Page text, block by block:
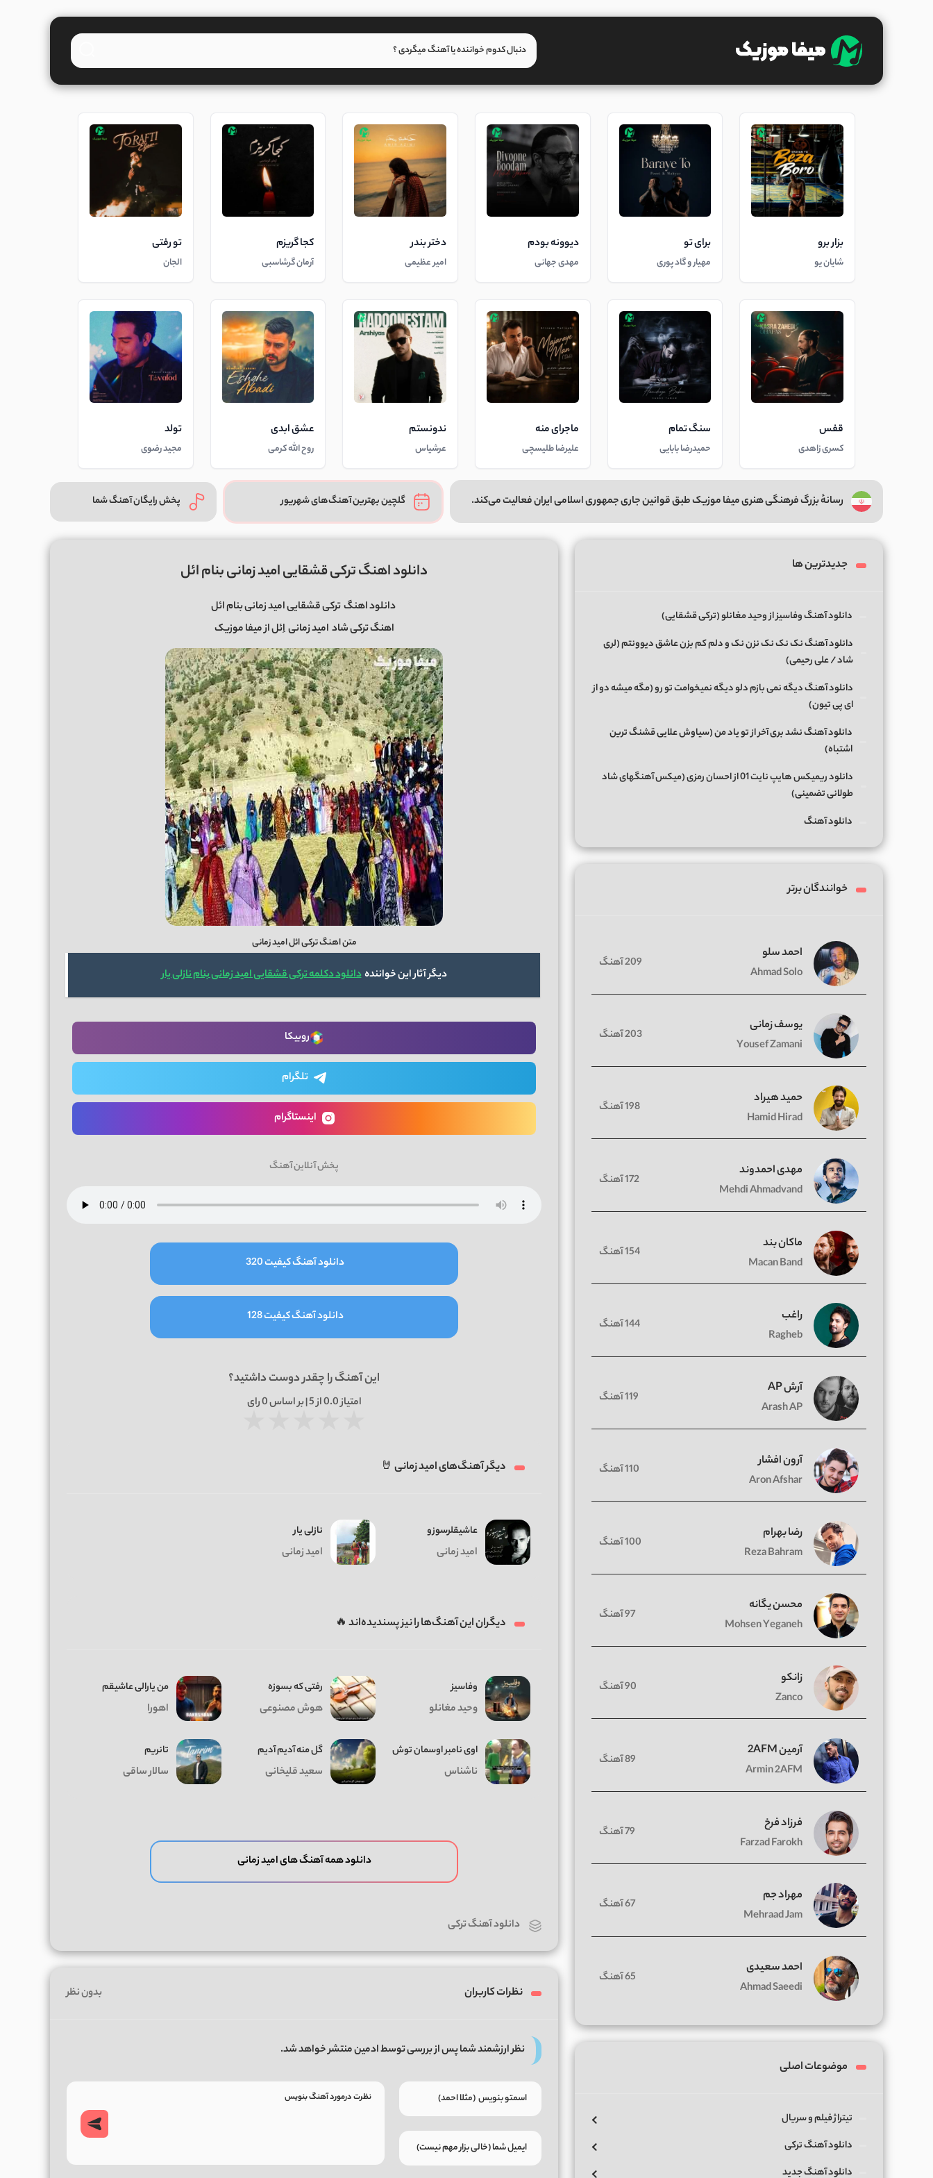
بزار برو
شایان یو
برای تو
مهیار و گاد پوری
دیوونه بودم
مهدی جهانی
دختر بندر
امیر عظیمی
کجا گریزم
آرمان گرشاسبی
تو رفتی
الجان
قفس
کسری زاهدی
سنگ تمام
حمیدرضا بابایی
ماجرای منه
علیرضا طلیسچی
ندونستم
عرشیاس
عشق ابدی
روح الله کرمی
تولد
مجید رضوی
رسانهٔ بزرگ فرهنگی هنری میفا موزیک طبق قوانین جاری جمهوری اسلامی ایران فعالیت می‌کند. گلچین بهترین آهنگ‌های شهریور پخش رایگان آهنگ شما
دانلود اهنگ ترکی قشقایی امید زمانی بنام ائل
دانلود اهنگترکی قشقایی امید زمانی بنام ائل
اهنگ ترکی شاد امید زمانیاِئل از میفا موزیک
متن اهنگ ترکی ائل امید زمانی
دیگر آثار این خوانندهدانلود دکلمه ترکی قشقایی امید زمانی بنام نازلی یار
روبیکا
تلگرام
اینستاگرام
پخش آنلاین آهنگ
دانلود آهنگ کیفیت 320
دانلود آهنگ کیفیت 128
این آهنگ را چقدر دوست داشتید؟
امتیاز0.0از 5 | بر اساس 0رای
دیگر آهنگ‌های امید زمانی 🤘
عاشیقلرسوزو
امید زمانی
نازلی یار
امید زمانی
دیگران این آهنگ‌ها را نیز پسندیده‌اند 🔥
وفاسیز
وحید مغانلو
رفتی که بسوزه
هوش مصنوعی
من یارالی عاشیقم
اهورا
اوی نامبر اوسمان توش
ناشناس
گل منه آدیم آدیم
سعید قلیخانی
تانریم
سالار ساقی
دانلود همه آهنگ های امید زمانی
دانلود آهنگ ترکی
نظرات کاربران بدون نظر
نظر ارزشمند شما پس از بررسی توسط ادمین منتشر خواهد شد.
جدیدترین ها
دانلود آهنگ وفاسیز از وحید مغانلو (ترکی قشقایی)
دانلود آهنگ نک نک نک نزن نک و دلم کم بزن عاشق دیوونتم (لری
شاد / علی رحیمی)
دانلود آهنگ دیگه نمی بازم دلو دیگه نمیخوامت تو رو (مگه میشه دو از
ای پی تیون)
دانلود آهنگ نشد بری آخر از تو یاد من (سیاوش علایی قشنگ ترین
اشتباه)
دانلود ریمیکس هایپ نایت 01 از احسان رمزی (میکس آهنگهای شاد
طولانی تضمینی)
دانلود آهنگ
خوانندگان برتر
احمد سلو
Ahmad Solo
209 آهنگ
یوسف زمانی
Yousef Zamani
203 آهنگ
حمید هیراد
Hamid Hirad
198 آهنگ
مهدی احمدوند
Mehdi Ahmadvand
172 آهنگ
ماکان بند
Macan Band
154 آهنگ
راغب
Ragheb
144 آهنگ
آرش AP
Arash AP
119 آهنگ
آرون افشار
Aron Afshar
110 آهنگ
رضا بهرام
Reza Bahram
100 آهنگ
محسن یگانه
Mohsen Yeganeh
97 آهنگ
زانکو
Zanco
90 آهنگ
آرمین 2AFM
Armin 2AFM
89 آهنگ
فرزاد فرخ
Farzad Farokh
79 آهنگ
مهراد جم
Mehraad Jam
67 آهنگ
احمد سعیدی
Ahmad Saeedi
65 آهنگ
موضوعات اصلی
تیتراژ فیلم و سریال
دانلود آهنگ ترکی
دانلود آهنگ جدید